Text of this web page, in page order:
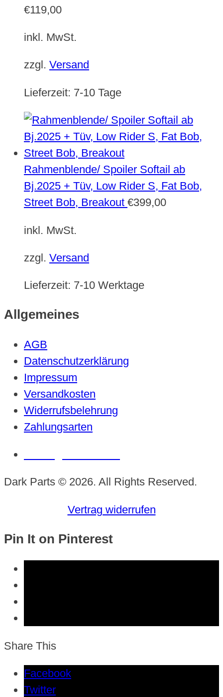
€119,00
inkl. MwSt.
zzgl. Versand
Lieferzeit: 7-10 Tage
Rahmenblende/ Spoiler Softail ab
Bj.2025 + Tüv, Low Rider S, Fat Bob,
Street Bob, Breakout €399,00
inkl. MwSt.
zzgl. Versand
Lieferzeit: 7-10 Werktage
Allgemeines
AGB
Datenschutzerklärung
Impressum
Versandkosten
Widerrufsbelehrung
Zahlungsarten
Dark Parts © 2026. All Rights Reserved.
Vertrag widerrufen
Pin It on Pinterest
Share This
Facebook
Twitter